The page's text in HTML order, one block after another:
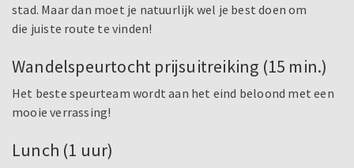
stad. Maar dan moet je natuurlijk wel je best doen om
die juiste route te vinden!
Wandelspeurtocht prijsuitreiking (15 min.)
Het beste speurteam wordt aan het eind beloond met een
mooie verrassing!
Lunch (1 uur)